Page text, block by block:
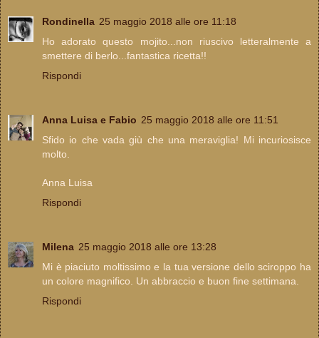
Rondinella 25 maggio 2018 alle ore 11:18
Ho adorato questo mojito...non riuscivo letteralmente a
smettere di berlo...fantastica ricetta!!
Rispondi
Anna Luisa e Fabio 25 maggio 2018 alle ore 11:51
Sfido io che vada giù che una meraviglia! Mi incuriosisce
molto.
Anna Luisa
Rispondi
Milena 25 maggio 2018 alle ore 13:28
Mi è piaciuto moltissimo e la tua versione dello sciroppo ha
un colore magnifico. Un abbraccio e buon fine settimana.
Rispondi